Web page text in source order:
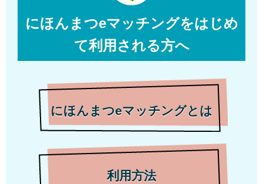
にほんまつeマッチングをはじめ
て利用される方へ
にほんまつeマッチングとは
利用方法